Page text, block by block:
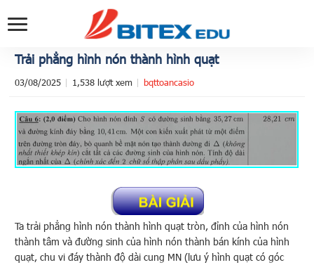
Trải phẳng hình nón thành hình quạt
03/08/2025 1,538 lượt xem bqttoancasio
Ta trải phẳng hình nón thành hình quạt tròn, đỉnh của hình nón
thành tâm và đường sinh của hình nón thành bán kính của hình
quạt, chu vi đáy thành độ dài cung MN (lưu ý hình quạt có góc